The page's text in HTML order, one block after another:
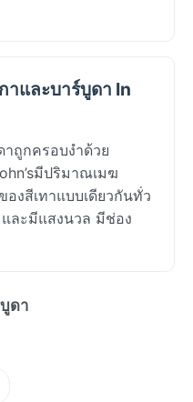
าและบาร์บูดา In
ถูกครอบงำด้วย
มีปริมาณเมฆ
งสีเทาแบบเดียวกันทั่ว
ละมีแสงนวล มีช่อง
ดา